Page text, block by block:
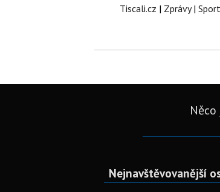
Tiscali.cz | Zprávy| Sport
Nejnavštěvovanější